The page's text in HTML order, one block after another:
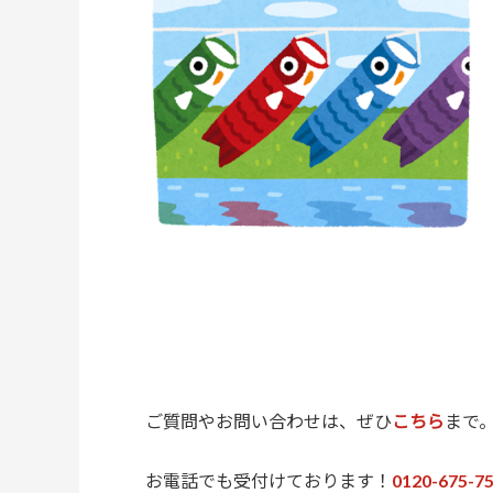
ご質問やお問い合わせは、ぜひこちら まで
お電話でも受付けております！ 0120-675-